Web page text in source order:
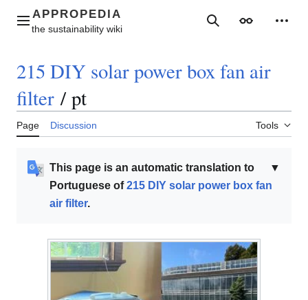
contentMain menu SearchAppearance
215 DIY solar power box fan air
filter / pt
Page Discussion Tools
▼
This page is an automatic translation to
Portuguese of215 DIY solar power box fan
air filter.